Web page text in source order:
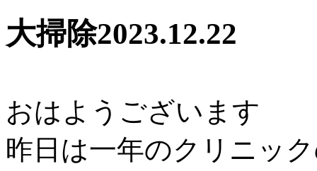
大掃除2023.12.22
おはようございます
昨日は一年のクリニッ